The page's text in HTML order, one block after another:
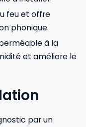
feu et offre
phonique.
à la
et améliore le
par un